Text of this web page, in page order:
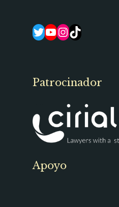
Twitter
YouTube
Instagram
TikTok
Patrocinador
Apoyo